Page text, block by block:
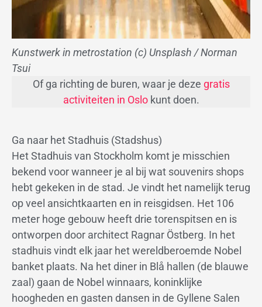
Kunstwerk in metrostation (c) Unsplash / Norman
Tsui
Of ga richting de buren, waar je deze gratis
activiteiten in Oslokunt doen.
Ga naar het Stadhuis (Stadshus)
Het Stadhuis van Stockholm komt je misschien
bekend voor wanneer je al bij wat souvenirs shops
hebt gekeken in de stad. Je vindt het namelijk terug
op veel ansichtkaarten en in reisgidsen. Het 106
meter hoge gebouw heeft drie torenspitsen en is
ontworpen door architect Ragnar Östberg. In het
stadhuis vindt elk jaar het wereldberoemde Nobel
banket plaats. Na het diner in Blå hallen (de blauwe
zaal) gaan de Nobel winnaars, koninklijke
hoogheden en gasten dansen in de Gyllene Salen